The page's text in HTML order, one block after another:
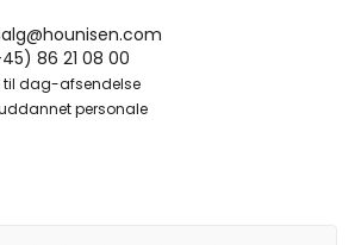
86 21 08 00
til dag-afsendelse
personale